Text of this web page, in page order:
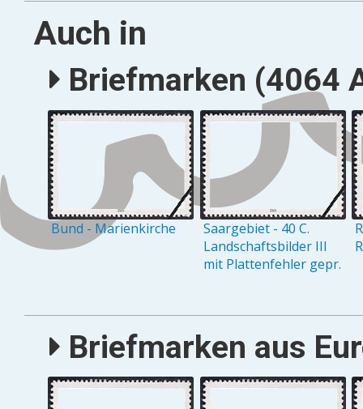
Auch in
Briefmarken (4064
Bund - Marienkirche
Saargebiet - 40 C.
Landschaftsbilder III
mit Plattenfehler gepr.
Briefmarken aus